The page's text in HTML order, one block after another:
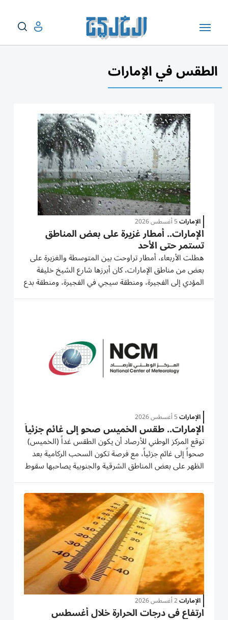
الطقس في الإمارات
الإمارات5 أغسطس 2026
الإمارات.. أمطار غزيرة على بعض المناطق
تستمر حتى الأحد
هطلت الأربعاء، أمطار تراوحت بين المتوسطة والغزيرة على
بعض من مناطق الإمارات، كان أبرزها شارع الشيخ خليفة
المؤدي إلى الفجيرة، ومنطقة سيجي في الفجيرة، ومنطقة بدع
زايد في الظفرة، فيما شهدت الأودية ومجاري تصريف المياه
الإمارات5 أغسطس 2026
الإمارات.. طقس الخميس صحو إلى غائم جزئياً
توقع المركز الوطني للأرصاد أن يكون الطقس غداً (الخميس)
صحواً إلى غائم جزئياً، مع فرصة تكون السحب الركامية بعد
الظهر على بعض المناطق الشرقية والجنوبية يصاحبها سقوط
أمطار، والرياح خفيفة إلى معتدلة السرعة، تنشط أحياناً مثيرة
للغبار. وذكر المركز، في بيانه اليومي بشأن حالة...
الإمارات2 أغسطس 2026
ارتفاع في درجات الحرارة خلال أغسطس